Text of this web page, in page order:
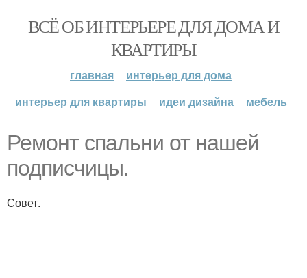
ВСЁ ОБ ИНТЕРЬЕРЕ ДЛЯ ДОМА И
КВАРТИРЫ
главная
интерьер для дома
интерьер для квартиры
идеи дизайна мебель
Ремонт спальни от нашей
подписчицы.
Совет.